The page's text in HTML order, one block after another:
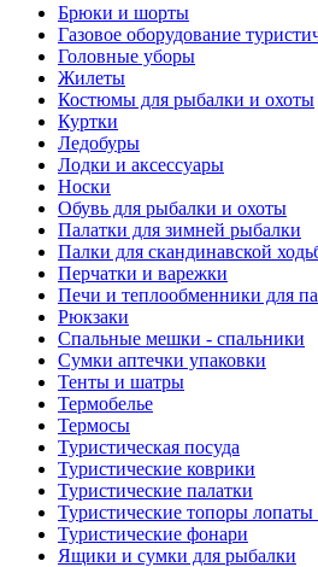
Брюки и шорты
Газовое оборудование
Головные уборы
Жилеты
Костюмы для рыбалки и охоты
Куртки
Ледобуры
Лодки и аксессуары
Носки
Обувь для рыбалки и охоты
Палатки для зимней рыбалки
Палки для скандинавской
Перчатки и варежки
Печи и теплообменники для
Рюкзаки
Спальные мешки - спальники
Сумки аптечки упаковки
Тенты и шатры
Термобелье
Термосы
Туристическая посуда
Туристические коврики
Туристические палатки
Туристические топоры
Туристические фонари
Ящики и сумки для рыбалки